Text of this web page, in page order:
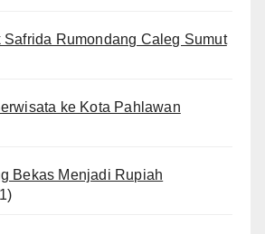
Safrida Rumondang Caleg Sumut
ke Kota Pahlawan
Bekas Menjadi Rupiah